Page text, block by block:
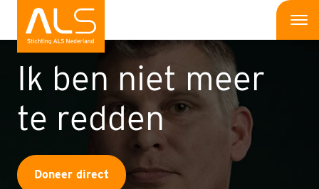
Wat is ALS
Wat kun jij doen
Onderzoek
Ik ben niet meer
te redden
Doneer direct